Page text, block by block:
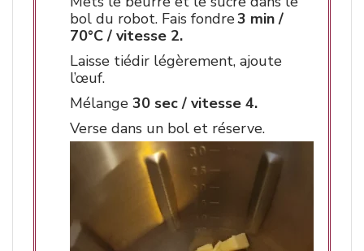
bol du robot. Fais fondre3 min /
70°C / vitesse 2.
Laisse tiédir légèrement, ajoute
l’œuf.
Mélange 30 sec / vitesse 4.
Verse dans un bol et réserve.